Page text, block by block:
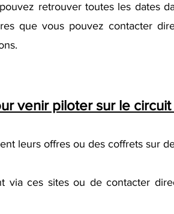
retrouver toutes les dates
que vous pouvez contacter
leurs offres ou des coffrets sur
via ces sites ou de contacter
venir piloter sur le